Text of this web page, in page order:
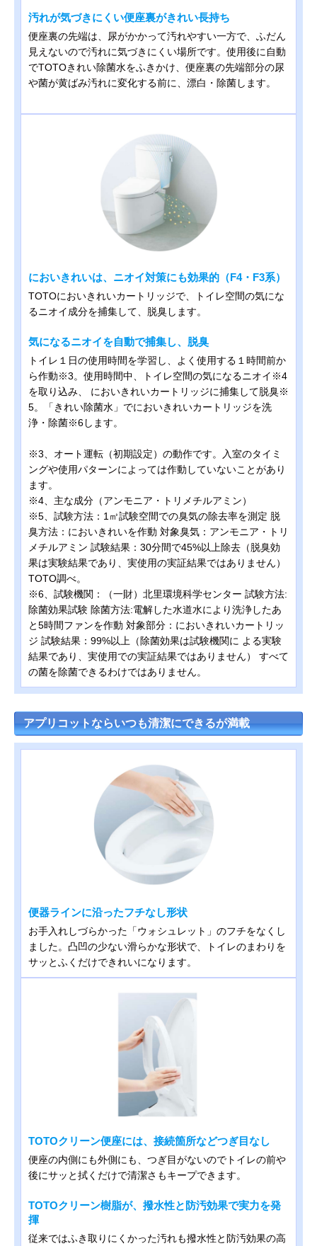
汚れが気づきにくい便座裏がきれい長持ち
便座裏の先端は、尿がかかって汚れやすい一方で、ふだん
見えないので汚れに気づきにくい場所です。使用後に自動
でTOTOきれい除菌水をふきかけ、便座裏の先端部分の尿
や菌が黄ばみ汚れに変化する前に、漂白・除菌します。
においきれいは、ニオイ対策にも効果的（F4・F3系）
TOTOにおいきれいカートリッジで、トイレ空間の気にな
るニオイ成分を捕集して、脱臭します。
気になるニオイを自動で捕集し、脱臭
トイレ１日の使用時間を学習し、よく使用する１時間前か
ら作動※3。使用時間中、トイレ空間の気になるニオイ※4
を取り込み、 においきれいカートリッジに捕集して脱臭※
5。「きれい除菌水」でにおいきれいカートリッジを洗
浄・除菌※6します。
※3、オート運転（初期設定）の動作です。入室のタイミ
ングや使用パターンによっては作動していないことがあり
ます。
※4、主な成分（アンモニア・トリメチルアミン）
※5、試験方法：1㎥試験空間での臭気の除去率を測定 脱
臭方法：においきれいを作動 対象臭気：アンモニア・トリ
メチルアミン 試験結果：30分間で45%以上除去（脱臭効
果は実験結果であり、実使用の実証結果ではありません）
TOTO調べ。
※6、試験機関：（一財）北里環境科学センター 試験方法:
除菌効果試験 除菌方法:電解した水道水により洗浄したあ
と5時間ファンを作動 対象部分：においきれいカートリッ
ジ 試験結果：99%以上（除菌効果は試験機関に よる実験
結果であり、実使用での実証結果ではありません） すべて
の菌を除菌できるわけではありません。
アプリコットならいつも清潔にできるが満載
便器ラインに沿ったフチなし形状
お手入れしづらかった「ウォシュレット」のフチをなくし
ました。凸凹の少ない滑らかな形状で、トイレのまわりを
サッとふくだけできれいになります。
TOTOクリーン便座には、接続箇所などつぎ目なし
便座の内側にも外側にも、つぎ目がないのでトイレの前や
後にサッと拭くだけで清潔さもキープできます。
TOTOクリーン樹脂が、撥水性と防汚効果で実力を発
揮
従来ではふき取りにくかった汚れも撥水性と防汚効果の高